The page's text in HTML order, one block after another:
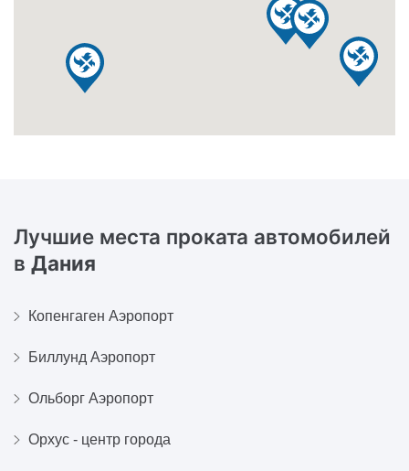
Лучшие места проката автомобилей
в Дания
Копенгаген Аэропорт
Биллунд Аэропорт
Ольборг Аэропорт
Орхус - центр города